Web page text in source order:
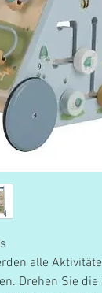
alle
Drehen Sie